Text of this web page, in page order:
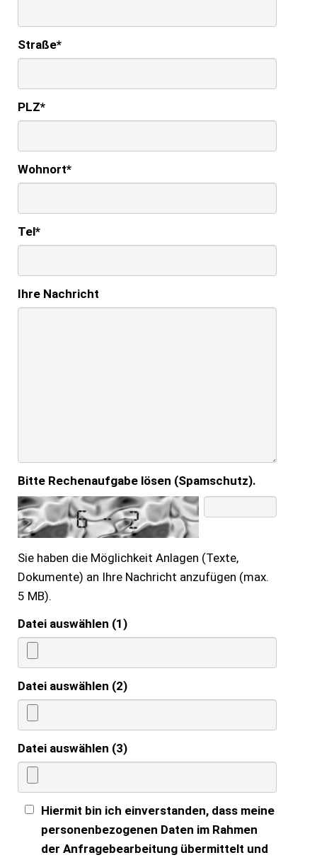
Straße*
PLZ*
Wohnort*
Tel*
Ihre Nachricht
Bitte Rechenaufgabe lösen (Spamschutz).
Sie haben die Möglichkeit Anlagen (Texte,
Dokumente) an Ihre Nachricht anzufügen (max.
5 MB).
Datei auswählen (1)
Datei auswählen (2)
Datei auswählen (3)
Hiermit bin ich einverstanden, dass meine
personenbezogenen Daten im Rahmen
der Anfragebearbeitung übermittelt und